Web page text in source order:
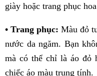
giày hoặc trang phục
• Trang phục: Màu đỏ
nước da ngăm. Bạn
mà có thể chỉ là áo đỏ
chiếc áo màu trung tính.